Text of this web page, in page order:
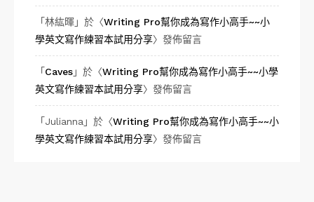
「林紘暉」於〈Writing Pro幫你成為寫作小高手~~小
學英文寫作練習本試用分享〉發佈留言
「 Caves」於〈Writing Pro幫你成為寫作小高手~~小學
英文寫作練習本試用分享〉發佈留言
「 Julianna」於〈Writing Pro幫你成為寫作小高手~~小
學英文寫作練習本試用分享〉發佈留言